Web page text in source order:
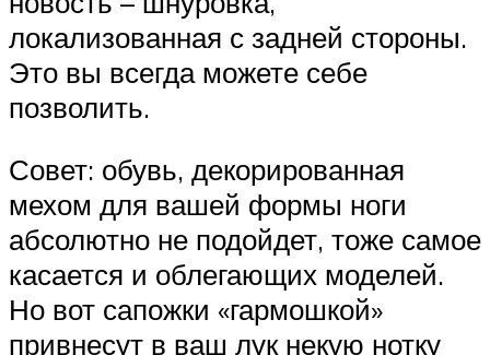
локализованная с задней стороны.
Это вы всегда можете себе
позволить.
Совет: обувь, декорированная
мехом для вашей формы ноги
абсолютно не подойдет, тоже самое
касается и облегающих моделей.
Но вот сапожки «гармошкой»
привнесут в ваш лук некую нотку